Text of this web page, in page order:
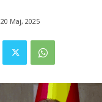
20 Maj, 2025